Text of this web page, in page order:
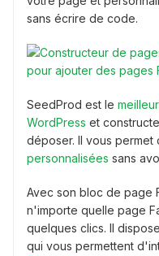
sans écrire de code.
SeedProd est le
WordPress et
déposer. Il vous permet
personnalisées sans
Avec son bloc de page
n'importe quelle page
quelques clics. Il
qui vous permettent